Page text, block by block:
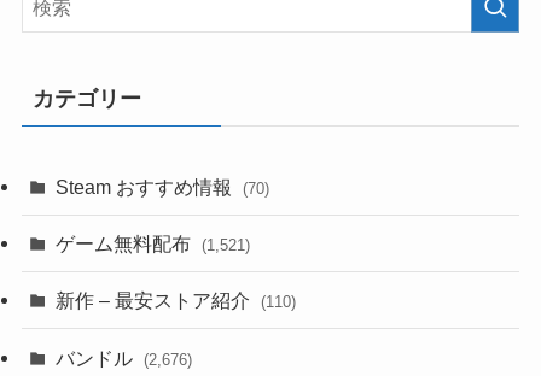
カテゴリー
Steam おすすめ情報 (70)
ゲーム無料配布 (1,521)
新作 – 最安ストア紹介 (110)
バンドル (2,676)